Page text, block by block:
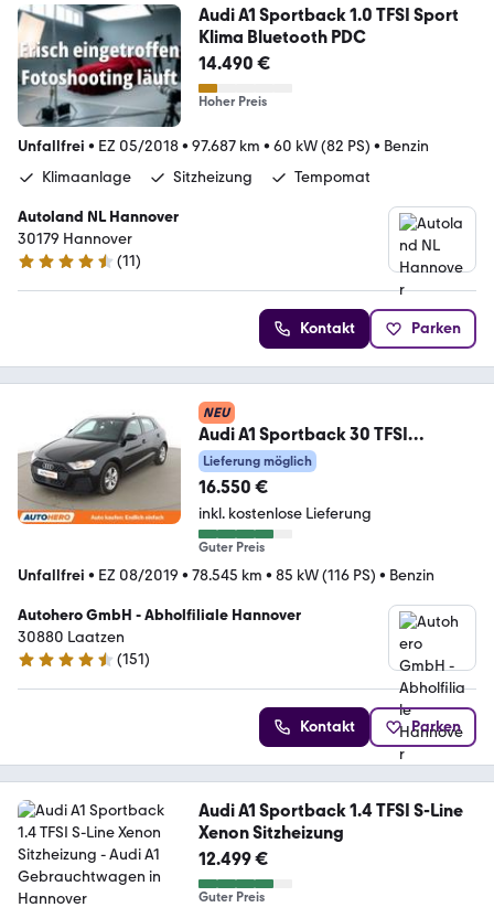
Audi A1 Sportback 1.0 TFSI Sport
Klima Bluetooth PDC
14.490 €
Hoher Preis
Unfallfrei • EZ 05/2018• 97.687 km • 60 kW (82 PS) • Benzin
Klimaanlage
Sitzheizung Tempomat
Autoland NL Hannover
30179 Hannover
4.7 Sterne
(11)
Kontakt Parken
NEU
Audi A1 Sportback 30 TFSI
Aut.*TEMPO*CAM*PDC*SHZ*
Lieferung möglich
16.550 €
inkl. kostenlose Lieferung
Guter Preis
Unfallfrei • EZ 08/2019 • 78.545 km • 85 kW (116 PS) • Benzin
Autohero GmbH - Abholfiliale Hannover
30880 Laatzen
4.7 Sterne
(151)
Kontakt Parken
Audi A1 Sportback 1.4 TFSI S-Line
Xenon Sitzheizung
12.499 €
Guter Preis